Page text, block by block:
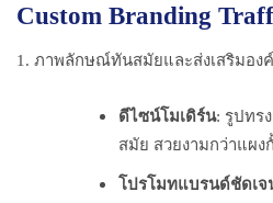
Custom Branding
1. ภาพลักษณ์ทันสมัยและส่งเสริมอง
ดีไซน์โมเดิร์น: รูปทร
สมัย สวยงามกว่าแผง
โปรโมทแบรนด์ชัดเจ